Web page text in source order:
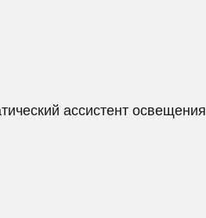
ассистент освещения